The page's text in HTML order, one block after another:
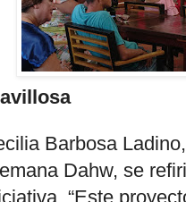
Barbosa
Dahw, se
“Este